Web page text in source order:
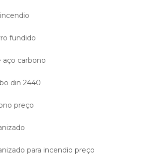
fundido
aço carbono
din 2440
preço
para incendio preço